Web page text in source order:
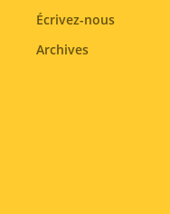
Écrivez-nous
Archives